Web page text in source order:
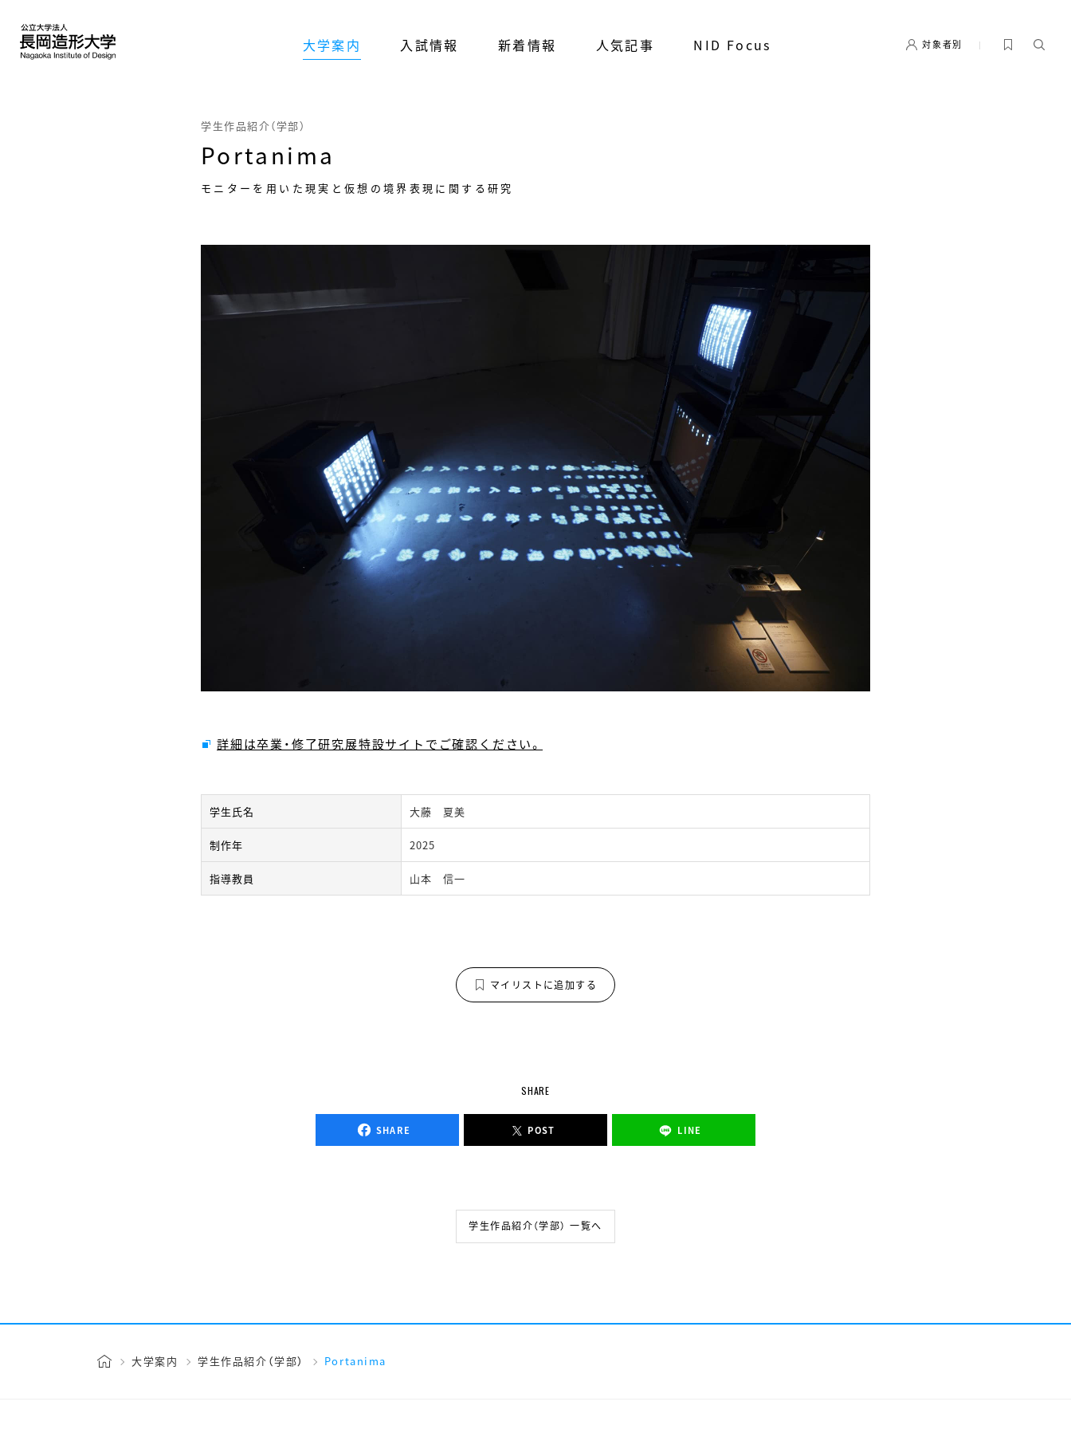
大学案内 入試情報 新着情報 人気記事 NID Focus 対象者別
学生作品紹介（学部）
Portanima
モニターを用いた現実と仮想の境界表現に関する研究
詳細は卒業・修了研究展特設サイトでご確認ください。
学生氏名 大藤 夏美
制作年 2025
指導教員 山本 信一
マイリストに追加する
SHARE
SHARE POST LINE
学生作品紹介（学部） 一覧へ
大学案内 学生作品紹介（学部） Portanima